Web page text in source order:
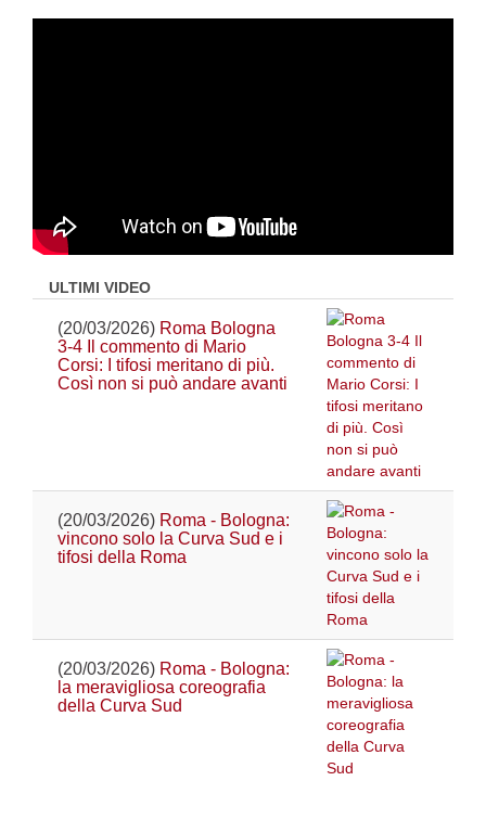
ULTIMI VIDEO
(20/03/2026) Roma Bologna
3-4 Il commento di Mario
Corsi: I tifosi meritano di più.
Così non si può andare avanti
(20/03/2026) Roma - Bologna:
vincono solo la Curva Sud e i
tifosi della Roma
(20/03/2026) Roma - Bologna:
la meravigliosa coreografia
della Curva Sud